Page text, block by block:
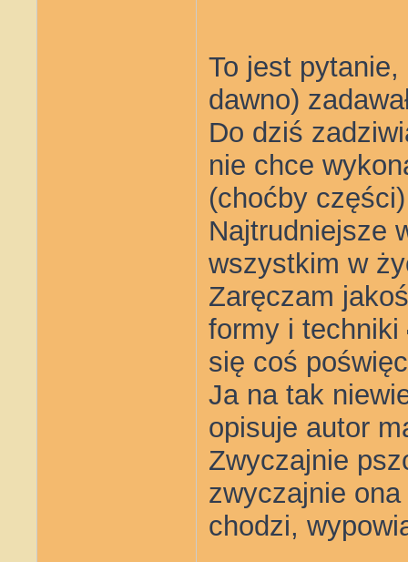
To jest
dawno)
Do dziś
nie chce
(choćby
Najtrudniejsze
wszystkim w
Zaręczam
formy i techniki
się coś
Ja na tak
opisuje autor
Zwyczajnie
zwyczajnie
chodzi,